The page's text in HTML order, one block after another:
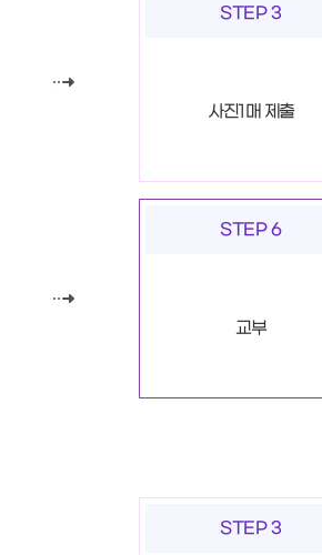
STEP 3
사진1매 제출
STEP 6
교부
STEP 3